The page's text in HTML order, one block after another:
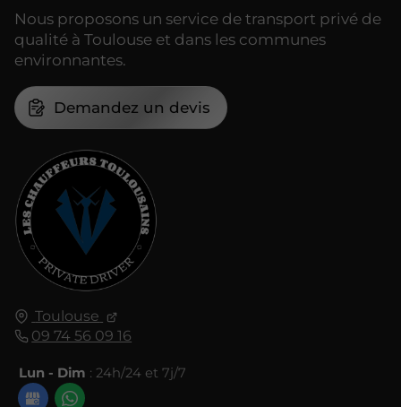
Toulouse
09 74 56 09 16
Lun - Dim : 24h/24 et 7j/7
Nous proposons un service de transport privé de
qualité à Toulouse et dans les communes
environnantes.
Demandez un devis